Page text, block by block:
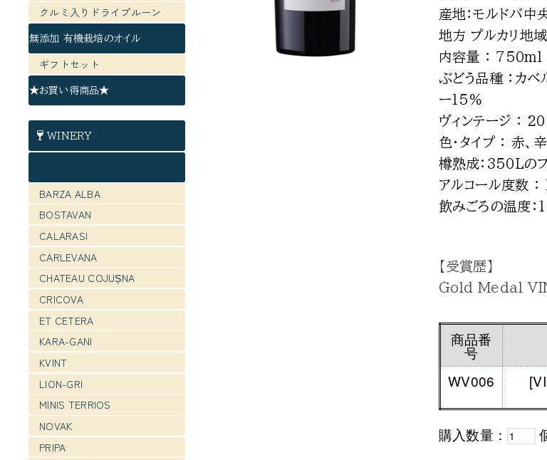
産地：モルドバ中
地方 プルカリ地域
内容量 ： 750ml
ぶどう品種 ：カベ
ー15%
ヴィンテージ ：
色・タイプ ： 赤、
樽熟成：350Lのフ
アルコール度数
飲みごろの温度
【受賞歴】
Gold Medal
商品番
号
WV006
購入数量：
クルミ入りドライプルーン
無添加 有機栽培のオイル
ギフトセット
★お買い得商品★
WINERY
BARZA ALBA
BOSTAVAN
CALARASI
CARLEVANA
CHATEAU COJUȘNA
CRICOVA
ET CETERA
KARA-GANI
KVINT
LION-GRI
MINIS TERRIOS
NOVAK
PRIPA